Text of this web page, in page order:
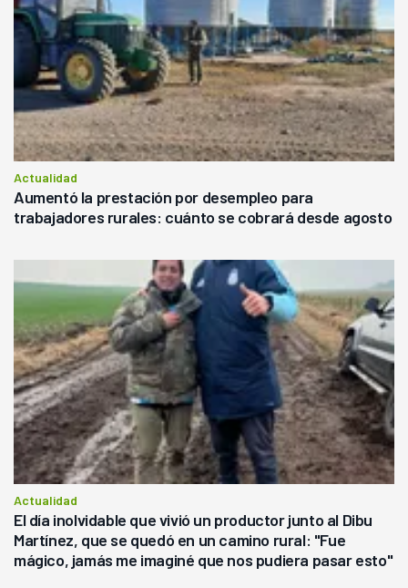
Actualidad
Aumentó la prestación por desempleo para
trabajadores rurales: cuánto se cobrará desde agosto
Actualidad
El día inolvidable que vivió un productor junto al Dibu
Martínez, que se quedó en un camino rural: "Fue
mágico, jamás me imaginé que nos pudiera pasar esto"